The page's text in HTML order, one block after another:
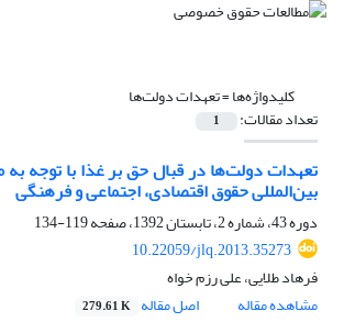
کلیدواژه‌ها =تعهدات دولت‌ها
تعداد مقالات: 1
تعهدات دولت‌ها در قبال حق بر غذا با توجه به
بین‌المللی حقوق اقتصادی، اجتماعی و فرهنگی
دوره 43، شماره 2، تابستان 1392، صفحه
119-134
10.22059/jlq.2013.35273
فرهاد طلایی، علی رزم خواه
مشاهده مقاله
اصل مقاله 279.61 K